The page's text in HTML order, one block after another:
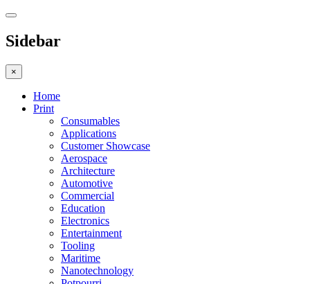
Sidebar
×
Home
Print
Consumables
Applications
Customer Showcase
Aerospace
Architecture
Automotive
Commercial
Education
Electronics
Entertainment
Tooling
Maritime
Nanotechnology